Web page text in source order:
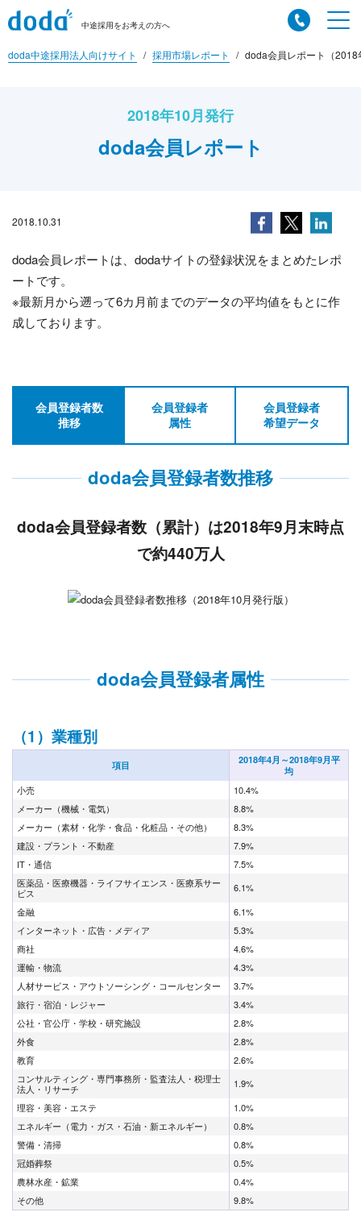
中途採用をお考えの方へ
doda中途採用法人向けサイト 採用市場レポート doda会員レポート（2018
2018年10月発行
doda会員レポート
2018.10.31
doda会員レポートは、dodaサイトの登録状況をまとめたレポ
ートです。
※最新月から遡って6カ月前までのデータの平均値をもとに作
成しております。
会員登録者数
推移
会員登録者
属性
会員登録者
希望データ
doda会員登録者数推移
doda会員登録者数（累計）は2018年9月末時点
で約440万人
doda会員登録者属性
（1）業種別
項目
2018年4月～2018年9月平
均
小売
10.4%
メーカー（機械・電気）
8.8%
メーカー（素材・化学・食品・化粧品・その他）
8.3%
建設・プラント・不動産
7.9%
IT・通信
7.5%
医薬品・医療機器・ライフサイエンス・医療系サー
ビス
6.1%
金融
6.1%
インターネット・広告・メディア
5.3%
商社
4.6%
運輸・物流
4.3%
人材サービス・アウトソーシング・コールセンター
3.7%
旅行・宿泊・レジャー
3.4%
公社・官公庁・学校・研究施設
2.8%
外食
2.8%
教育
2.6%
コンサルティング・専門事務所・監査法人・税理士
法人・リサーチ
1.9%
理容・美容・エステ
1.0%
エネルギー（電力・ガス・石油・新エネルギー）
0.8%
警備・清掃
0.8%
冠婚葬祭
0.5%
農林水産・鉱業
0.4%
その他
9.8%